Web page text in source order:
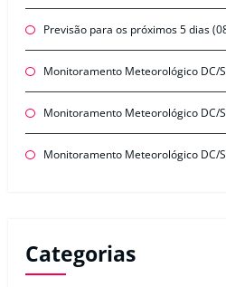
Previsão para os próximos 5 dias
Monitoramento Meteorológico DC/
Monitoramento Meteorológico DC/
Monitoramento Meteorológico DC/
Categorias